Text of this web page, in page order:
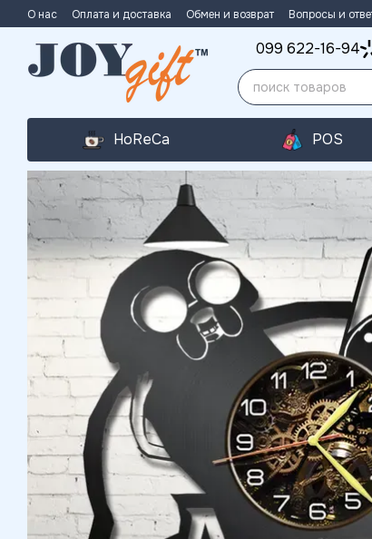
Перейти к основному контенту
О нас Оплата и доставка Обмен и возврат Вопросы и
099 622-16-94
HoReCa POS